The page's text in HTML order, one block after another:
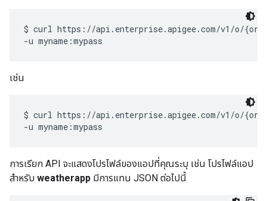
$ curl https://api.enterprise.apigee.com/v1/o/
เช่น
$ curl https://api.enterprise.apigee.com/v1/o/
การเรียก API จะแสดงโปรไฟล์ของแอปที่คุณระบุ เช่น โปรไฟล์แอป
สำหรับ weatherapp มีการแทน JSON ต่อไปนี้